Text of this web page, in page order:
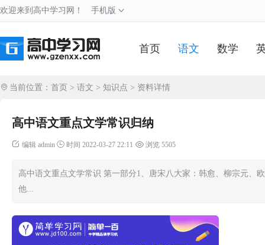
欢迎来到高中学习网！ 手机版
首页 语文 数学
当前位置： 首页 > 语文 > 知识点 > 资料详情
高中语文重点文学常识归纳
编辑 admin 时间 2022-03-27 22:11 浏览 5505
高中语文重点文学常识 第一部分1、唐宋八大家：韩愈、柳宗元、
他...